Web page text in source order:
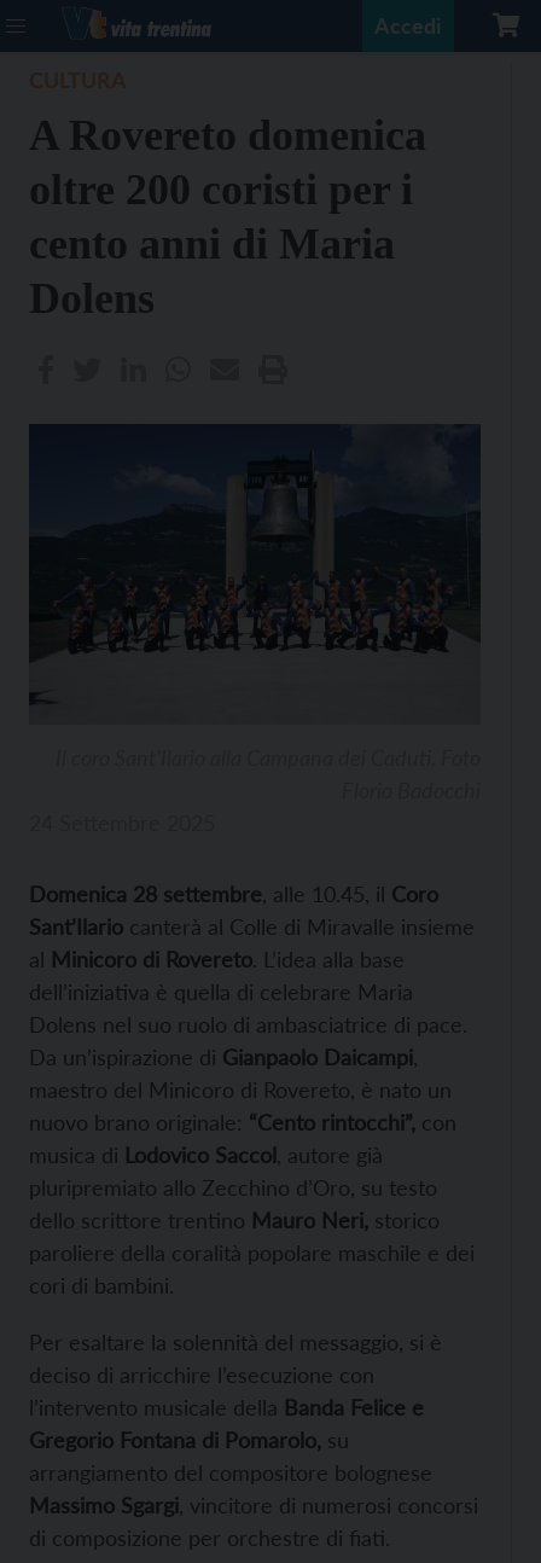
Accedi
A Rovereto domenica
oltre 200 coristi per i
cento anni di Maria
Dolens
Domenica 28 settembre , alle 10.45, il Coro
Sant’Ilario canterà al Colle di Miravalle insieme
al Minicoro di Rovereto. L’idea alla base
dell’iniziativa è quella di celebrare Maria
Dolens nel suo ruolo di ambasciatrice di pace.
Da un’ispirazione di Gianpaolo Daicampi
maestro del Minicoro di Rovereto, è nato un
nuovo brano originale: “Cento rintocchi”, con
musica di Lodovico Saccol , autore già
pluripremiato allo Zecchino d’Oro, su testo
dello scrittore trentino Mauro Neri, storico
paroliere della coralità popolare maschile e dei
cori di bambini.
Per esaltare la solennità del messaggio, si è
deciso di arricchire l’esecuzione con
l’intervento musicale della Banda Felice e
Gregorio Fontana di Pomarolo, su
arrangiamento del compositore bolognese
Massimo Sgargi , vincitore di numerosi concorsi
di composizione per orchestre di fiati.